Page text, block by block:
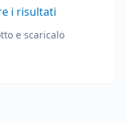
i risultati
e scaricalo